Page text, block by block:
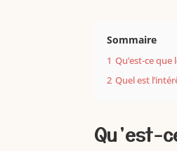
Sommaire
1 Qu’est-ce que
2 Quel est
Qu’est-